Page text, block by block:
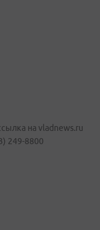
на vladnews.ru
249-8800